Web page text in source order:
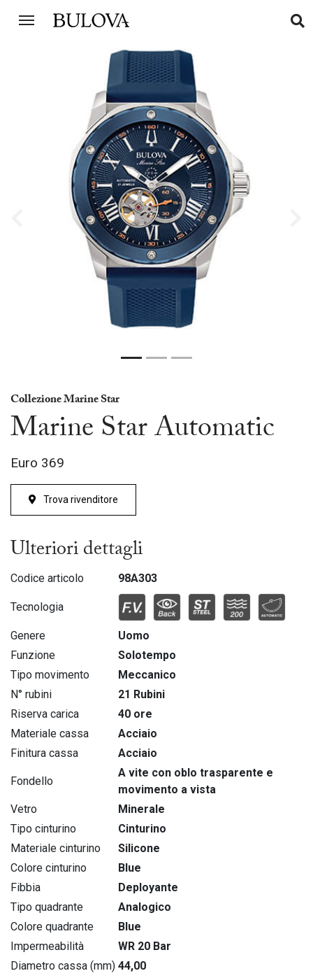
Next
Collezione Marine Star
Marine Star Automatic
Euro 369
Trova rivenditore
Ulteriori dettagli
Codice articolo 98A303
Tecnologia
Genere
Uomo
Funzione
Solotempo
Tipo movimento
Meccanico
N° rubini
21 Rubini
Riserva carica
40 ore
Materiale cassa
Acciaio
Finitura cassa
Acciaio
Fondello
A vite con oblo trasparente e
movimento a vista
Vetro
Minerale
Tipo cinturino
Cinturino
Materiale cinturino
Silicone
Colore cinturino
Blue
Fibbia
Deployante
Tipo quadrante
Analogico
Colore quadrante
Blue
Impermeabilità
WR 20 Bar
Diametro cassa (mm) 44,00